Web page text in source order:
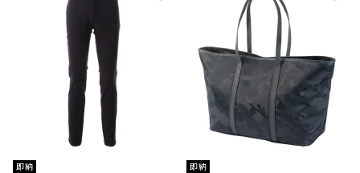
即納 即納